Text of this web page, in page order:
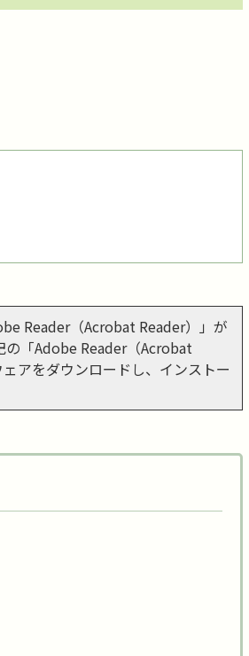
Reader（Acrobat Reader）」が
の「Adobe Reader（Acrobat
アをダウンロードし、インストー